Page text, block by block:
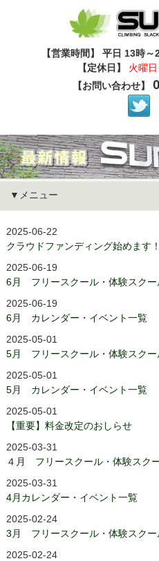
【営業時間】 平日 13時
【定休日】 火曜日
【お問い合わせ】
メニュー
2025-06-22
クラウドファンディング始めます！
2025-06-19
6月 フリースクール・体験スクー
2025-06-19
6月 カレンダー・イベント一覧
2025-05-01
5月 フリースクール・体験スクー
2025-05-01
5月 カレンダー・イベント一覧
2025-05-01
【重要】料金改定のおしらせ
2025-03-31
４月 フリースクール・体験スク
2025-03-31
4月カレンダー・イベント一覧
2025-02-24
3月 フリースクール・体験スクー
2025-02-24